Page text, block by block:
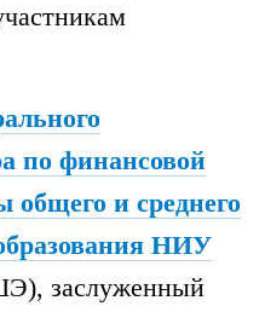
по финансовой
общего и среднего
НИУ
заслуженный